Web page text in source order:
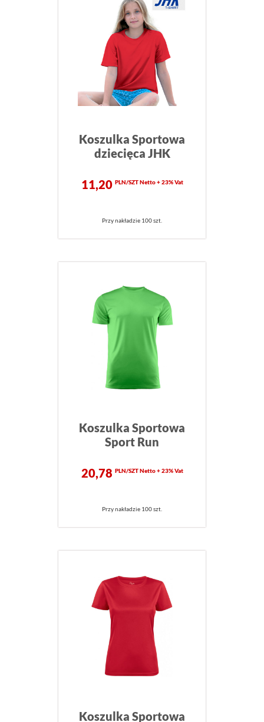
Koszulka Sportowa
dziecięca JHK
11,20 PLN/SZT Netto + 23% Vat
Przy nakładzie 100 szt.
Koszulka Sportowa
Sport Run
20,78 PLN/SZT Netto + 23% Vat
Przy nakładzie 100 szt.
Koszulka Sportowa